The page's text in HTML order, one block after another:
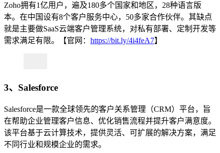
Zoho拥有1亿用户，遍及180多个国家和地区，28种语言版
本。在中国设有8个客户服务中心，50多家合作伙伴。其缺点
就是主要做SaaS云端客户管理系统，对私有部署、定制开发等
需求满足有限。【官网： https://bit.ly/4i4feA7】
3、Salesforce
Salesforce是一款全球领先的客户关系管理（CRM）平台，旨
在帮助企业管理客户信息、优化销售流程并提升客户满意度。
该平台基于云计算技术，提供灵活、可扩展的解决方案，满足
不同行业和规模企业的需求。